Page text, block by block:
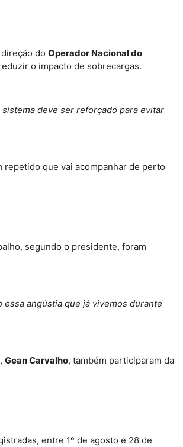
do Operador Nacional do
o impacto de sobrecargas.
deve ser reforçado para evitar
repetido que vai acompanhar de perto
segundo o presidente, foram
angústia que já vivemos durante
Gean Carvalho, também participaram da
entre 1º de agosto e 28 de